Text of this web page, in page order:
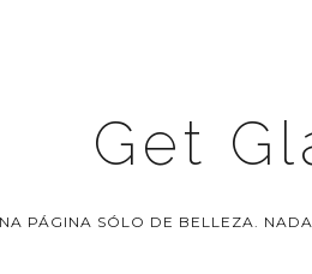
Get
PÁGINA SÓLO DE BELLEZA.